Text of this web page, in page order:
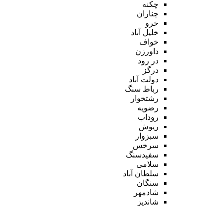
چکنه
چناران
خرو
خلیل آباد
خواف
داورزن
در رود
درگز
دولت آباد
رباط سنگ
رشتخوار
رضویه
روداب
ریوش
سبزوار
سرخس
سفیدسنگ
سلامی
سلطان آباد
سنگان
شادمهر
شاندیز